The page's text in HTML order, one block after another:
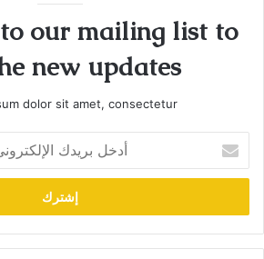
to our mailing list to
new updates!
dolor sit amet, consectetur.
بريدك
الإلكتروني